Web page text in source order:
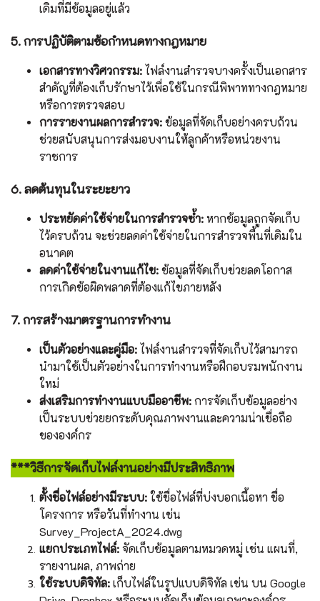
เดิมที่มีข้อมูลอยู่แล้ว
5. การปฏิบัติตามข้อกำหนดทางกฎหมาย
เอกสารทางวิศวกรรม: ไฟล์งานสำรวจบางครั้งเป็นเอกสาร
สำคัญที่ต้องเก็บรักษาไว้เพื่อใช้ในกรณีพิพาททางกฎหมาย
หรือการตรวจสอบ
การรายงานผลการสำรวจ:ข้อมูลที่จัดเก็บอย่างครบถ้วน
ช่วยสนับสนุนการส่งมอบงานให้ลูกค้าหรือหน่วยงาน
ราชการ
6. ลดต้นทุนในระยะยาว
ประหยัดค่าใช้จ่ายในการสำรวจซ้ำ:หากข้อมูลถูกจัดเก็บ
ไว้ครบถ้วน จะช่วยลดค่าใช้จ่ายในการสำรวจพื้นที่เดิมใน
อนาคต
ลดค่าใช้จ่ายในงานแก้ไข:ข้อมูลที่จัดเก็บช่วยลดโอกาส
การเกิดข้อผิดพลาดที่ต้องแก้ไขภายหลัง
7. การสร้างมาตรฐานการทำงาน
เป็นตัวอย่างและคู่มือ: ไฟล์งานสำรวจที่จัดเก็บไว้สามารถ
นำมาใช้เป็นตัวอย่างในการทำงานหรือฝึกอบรมพนักงาน
ใหม่
ส่งเสริมการทำงานแบบมืออาชีพ:การจัดเก็บข้อมูลอย่าง
เป็นระบบช่วยยกระดับคุณภาพงานและความน่าเชื่อถือ
ขององค์กร
***วิธีการจัดเก็บไฟล์งานอย่างมีประสิทธิภาพ
ตั้งชื่อไฟล์อย่างมีระบบ:ใช้ชื่อไฟล์ที่บ่งบอกเนื้อหา ชื่อ
โครงการ หรือวันที่ทำงาน เช่น
Survey_ProjectA_2024.dwg
แยกประเภทไฟล์:จัดเก็บข้อมูลตามหมวดหมู่ เช่น แผนที่,
รายงานผล, ภาพถ่าย
ใช้ระบบดิจิทัล:เก็บไฟล์ในรูปแบบดิจิทัล เช่น บน Google